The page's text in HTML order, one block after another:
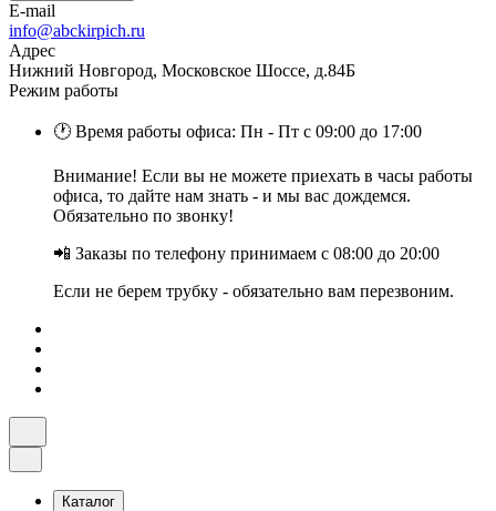
E-mail
info@abckirpich.ru
Адрес
Нижний Новгород, Московское Шоссе, д.84Б
Режим работы
🕐 Время работы офиса: Пн - Пт с 09:00 до 17:00
Внимание! Если вы не можете приехать в часы работы
офиса, то дайте нам знать - и мы вас дождемся.
Обязательно по звонку!
📲 Заказы по телефону принимаем с 08:00 до 20:00
Если не берем трубку - обязательно вам перезвоним.
Каталог